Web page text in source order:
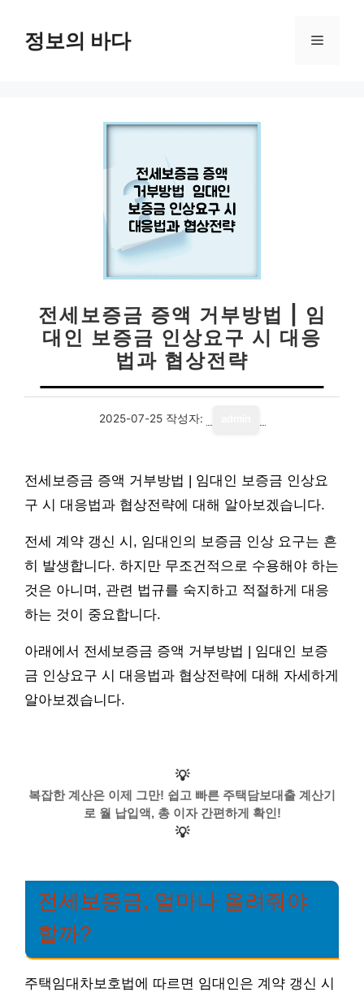
정보의 바다 메
전세보증금 증액 거부방법 | 임
대인 보증금 인상요구 시 대응
법과 협상전략
2025-07-25 작성자:
전세보증금 증액 거부방법 | 임대인 보증금 인상요
구 시 대응법과 협상전략에 대해 알아보겠습니다.
전세 계약 갱신 시, 임대인의 보증금 인상 요구는 흔
히 발생합니다. 하지만 무조건적으로 수용해야 하는
것은 아니며, 관련 법규를 숙지하고 적절하게 대응
하는 것이 중요합니다.
아래에서 전세보증금 증액 거부방법 | 임대인 보증
금 인상요구 시 대응법과 협상전략에 대해 자세하게
알아보겠습니다.
💡
복잡한 계산은 이제 그만! 쉽고 빠른 주택담보대출 계산기
로 월 납입액, 총 이자 간편하게 확인!
💡
전세보증금, 얼마나 올려줘야
할까?
주택임대차보호법에 따르면 임대인은 계약 갱신 시